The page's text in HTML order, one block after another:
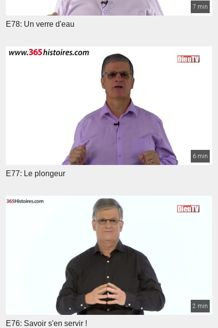
7 min
E78: Un verre d'eau
6 min
E77: Le plongeur
2 min
E76: Savoir s'en servir !